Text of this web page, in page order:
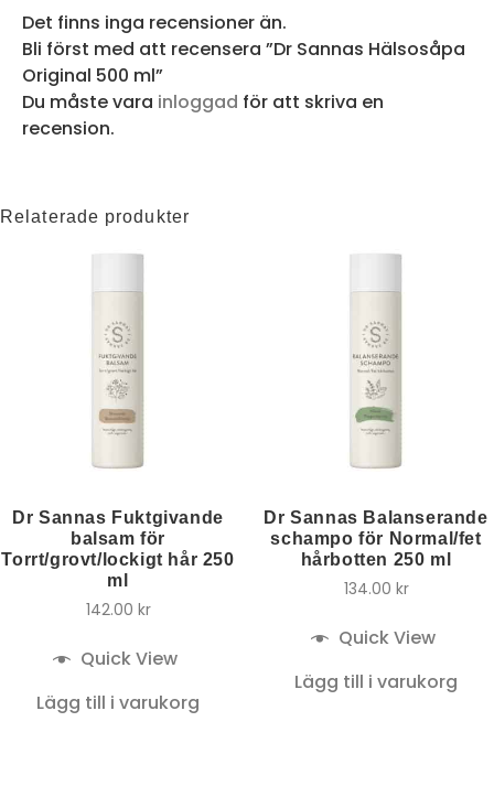
Det finns inga recensioner än.
Bli först med att recensera ”Dr Sannas Hälsosåpa
Original 500 ml”
Du måste vara inloggad för att skriva en
recension.
Relaterade produkter
Dr Sannas Fuktgivande
balsam för
Torrt/grovt/lockigt hår 250
ml
142.00 kr
Quick View
Lägg till i varukorg
Dr Sannas Balanserande
schampo för Normal/fet
hårbotten 250 ml
134.00 kr
Quick View
Lägg till i varukorg